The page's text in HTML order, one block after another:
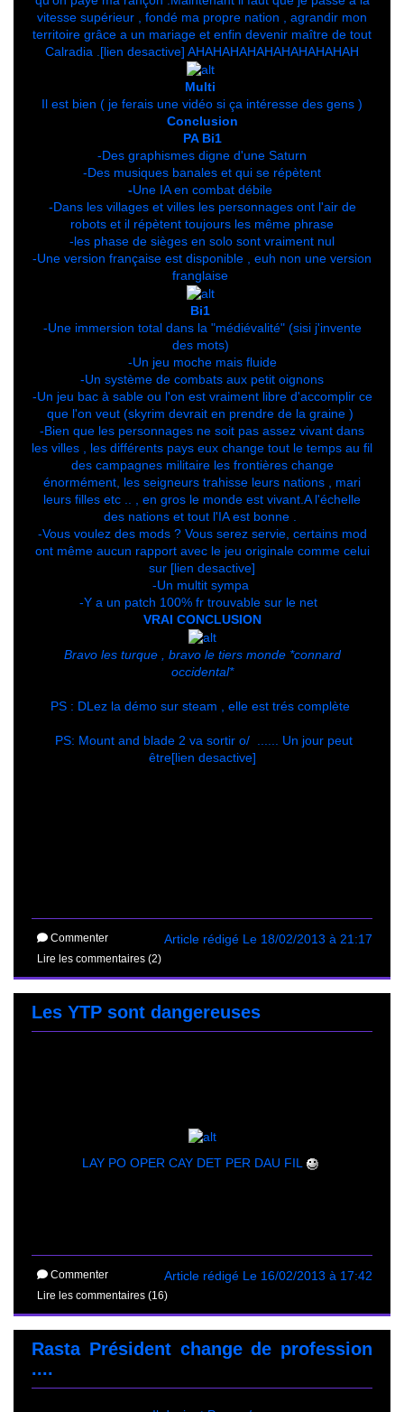
vitesse supérieur , fondé ma propre nation , agrandir mon
territoire grâce a un mariage et enfin devenir maître de tout
Calradia .[lien desactive] AHAHAHAHAHAHAHAHAHAH
Multi
Il est bien ( je ferais une vidéo si ça intéresse des gens )
Conclusion
PA Bi1
-Des graphismes digne d'une Saturn
-Des musiques banales et qui se répètent
-Une IA en combat débile
-Dans les villages et villes les personnages ont l'air de
robots et il répètent toujours les même phrase
-les phase de sièges en solo sont vraiment nul
-Une version française est disponible , euh non une version
franglaise
Bi1
-Une immersion total dans la "médiévalité" (sisi j'invente
des mots)
-Un jeu moche mais fluide
-Un système de combats aux petit oignons
-Un jeu bac à sable ou l'on est vraiment libre d'accomplir ce
que l'on veut (skyrim devrait en prendre de la graine )
-Bien que les personnages ne soit pas assez vivant dans
les villes , les différents pays eux change tout le temps au fil
des campagnes militaire les frontières change
énormément, les seigneurs trahisse leurs nations , mari
leurs filles etc .. , en gros le monde est vivant.A l'échelle
des nations et tout l'IA est bonne .
-Vous voulez des mods ? Vous serez servie, certains mod
ont même aucun rapport avec le jeu originale comme celui
sur [lien desactive]
-Un multit sympa
-Y a un patch 100% fr trouvable sur le net
VRAI CONCLUSION
Bravo les turque , bravo le tiers monde *connard
occidental*
PS : DLez la démo sur steam , elle est trés complète
PS: Mount and blade 2 va sortir o/ ...... Un jour peut
être[lien desactive]
Article rédigé Le 18/02/2013 à 21:17
Commenter
Lire les commentaires (2)
Les YTP sont dangereuses
LAY PO OPER CAY DET PER DAU FIL
Article rédigé Le 16/02/2013 à 17:42
Commenter
Lire les commentaires (16)
Rasta Président change de profession
....